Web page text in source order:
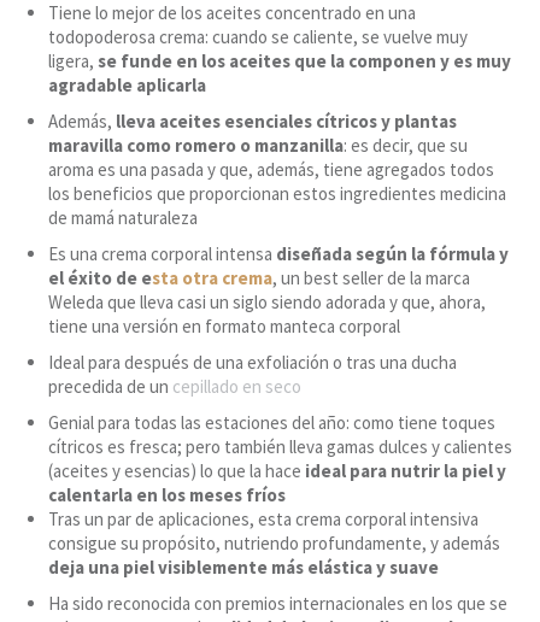
Tiene lo mejor de los aceites concentrado en una
todopoderosa crema: cuando se caliente, se vuelve muy
ligera, se funde en los aceites que la componen y es muy
agradable aplicarla
Además, lleva aceites esenciales cítricos y plantas
maravilla como romero o manzanilla: es decir, que su
aroma es una pasada y que, además, tiene agregados todos
los beneficios que proporcionan estos ingredientes medicina
de mamá naturaleza
Es una crema corporal intensa diseñada según la fórmula y
el éxito de esta otra crema, un best seller de la marca
Weleda que lleva casi un siglo siendo adorada y que, ahora,
tiene una versión en formato manteca corporal
Ideal para después de una exfoliación o tras una ducha
precedida de un cepillado en seco
Genial para todas las estaciones del año: como tiene toques
cítricos es fresca; pero también lleva gamas dulces y calientes
(aceites y esencias) lo que la hace ideal para nutrir la piel y
calentarla en los meses fríos
Tras un par de aplicaciones, esta crema corporal intensiva
consigue su propósito, nutriendo profundamente, y además
deja una piel visiblemente más elástica y suave
Ha sido reconocida con premios internacionales en los que se